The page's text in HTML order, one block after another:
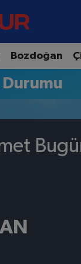
Bozdoğan
Durumu